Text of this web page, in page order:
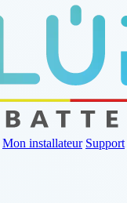
Mon installateur Support